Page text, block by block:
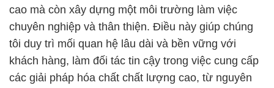
cao mà còn xây dựng một môi trường làm việc
chuyên nghiệp và thân thiện. Điều này giúp chúng
tôi duy trì mối quan hệ lâu dài và bền vững với
khách hàng, làm đối tác tin cậy trong việc cung cấp
các giải pháp hóa chất chất lượng cao, từ nguyên